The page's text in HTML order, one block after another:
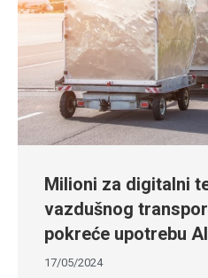
Milioni za digitalni
vazdušnog
pokreće upotrebu AI
17/05/2024